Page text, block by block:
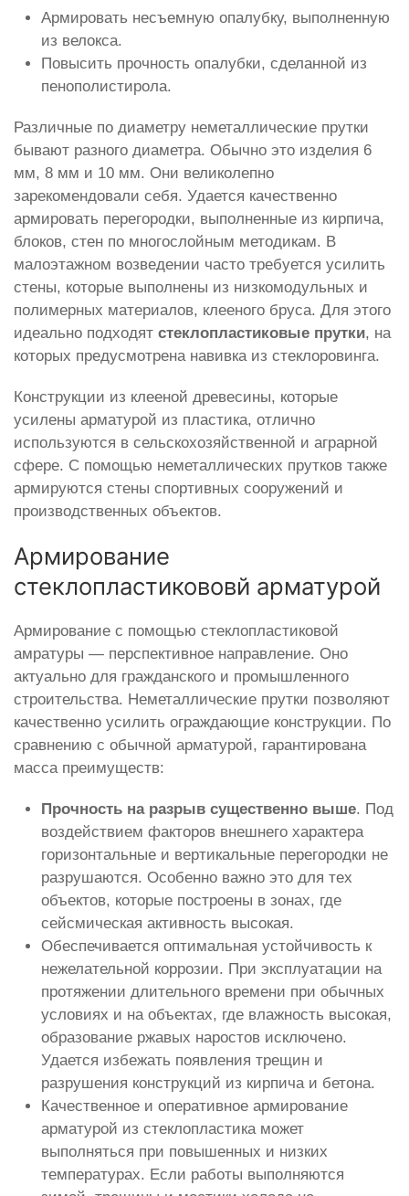
Армировать несъемную опалубку, выполненную
из велокса.
Повысить прочность опалубки, сделанной из
пенополистирола.
Различные по диаметру неметаллические прутки
бывают разного диаметра. Обычно это изделия 6
мм, 8 мм и 10 мм. Они великолепно
зарекомендовали себя. Удается качественно
армировать перегородки, выполненные из кирпича,
блоков, стен по многослойным методикам. В
малоэтажном возведении часто требуется усилить
стены, которые выполнены из низкомодульных и
полимерных материалов, клееного бруса. Для этого
идеально подходят стеклопластиковые прутки, на
которых предусмотрена навивка из стеклоровинга.
Конструкции из клееной древесины, которые
усилены арматурой из пластика, отлично
используются в сельскохозяйственной и аграрной
сфере. С помощью неметаллических прутков также
армируются стены спортивных сооружений и
производственных объектов.
Армирование
стеклопластикововй арматурой
Армирование с помощью стеклопластиковой
амратуры — перспективное направление. Оно
актуально для гражданского и промышленного
строительства. Неметаллические прутки позволяют
качественно усилить ограждающие конструкции. По
сравнению с обычной арматурой, гарантирована
масса преимуществ:
Прочность на разрыв существенно выше. Под
воздействием факторов внешнего характера
горизонтальные и вертикальные перегородки не
разрушаются. Особенно важно это для тех
объектов, которые построены в зонах, где
сейсмическая активность высокая.
Обеспечивается оптимальная устойчивость к
нежелательной коррозии. При эксплуатации на
протяжении длительного времени при обычных
условиях и на объектах, где влажность высокая,
образование ржавых наростов исключено.
Удается избежать появления трещин и
разрушения конструкций из кирпича и бетона.
Качественное и оперативное армирование
арматурой из стеклопластика может
выполняться при повышенных и низких
температурах. Если работы выполняются